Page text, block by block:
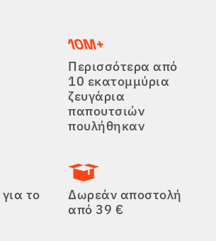
Περισσότερα από
10 εκατομμύρια
ζευγάρια
παπουτσιών
πουλήθηκαν
το
Δωρεάν αποστολή
από 39 €